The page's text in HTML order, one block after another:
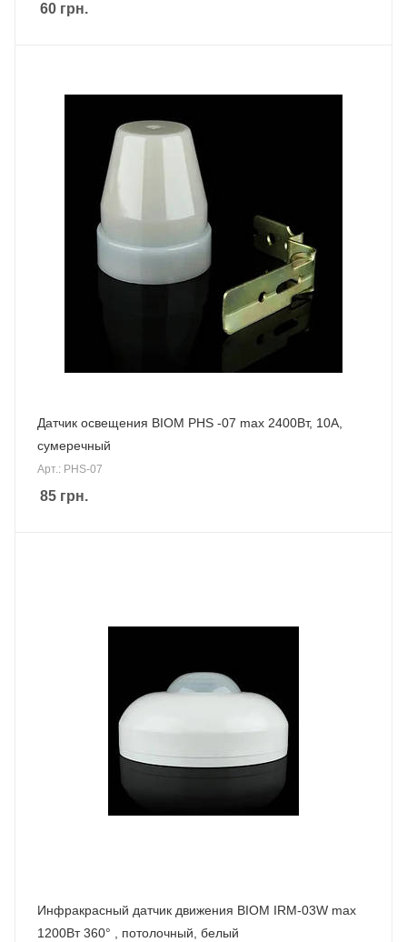
60 грн.
Датчик освещения BIOM PHS -07 max 2400Вт, 10А,
сумеречный
Арт.: PHS-07
85 грн.
Инфракрасный датчик движения BIOM IRM-03W max
1200Вт 360° , потолочный, белый